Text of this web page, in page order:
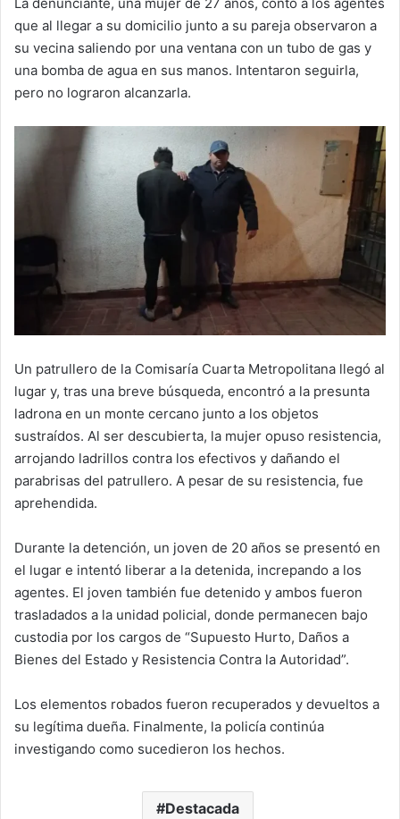
que al llegar a su domicilio junto a su pareja observaron a
su vecina saliendo por una ventana con un tubo de gas y
una bomba de agua en sus manos. Intentaron seguirla,
pero no lograron alcanzarla.
Un patrullero de la Comisaría Cuarta Metropolitana llegó al
lugar y, tras una breve búsqueda, encontró a la presunta
ladrona en un monte cercano junto a los objetos
sustraídos. Al ser descubierta, la mujer opuso resistencia,
arrojando ladrillos contra los efectivos y dañando el
parabrisas del patrullero. A pesar de su resistencia, fue
aprehendida.
Durante la detención, un joven de 20 años se presentó en
el lugar e intentó liberar a la detenida, increpando a los
agentes. El joven también fue detenido y ambos fueron
trasladados a la unidad policial, donde permanecen bajo
custodia por los cargos de “Supuesto Hurto, Daños a
Bienes del Estado y Resistencia Contra la Autoridad”.
Los elementos robados fueron recuperados y devueltos a
su legítima dueña. Finalmente, la policía continúa
investigando como sucedieron los hechos.
Destacada